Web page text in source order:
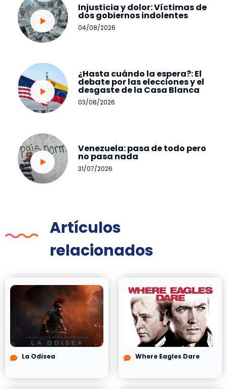
Injusticia y dolor: Víctimas de
dos gobiernos indolentes
04/08/2026
¿Hasta cuándo la espera?: El
debate por las elecciones y el
desgaste de la Casa Blanca
03/08/2026
Venezuela: pasa de todo pero
no pasa nada
31/07/2026
Artículos
relacionados
La Odisea Where Eagles Dare